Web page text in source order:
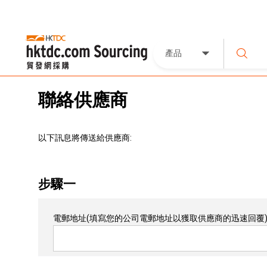
產品
聯絡供應商
以下訊息將傳送給供應商:
步驟一
電郵地址(填寫您的公司電郵地址以獲取供應商的迅速回覆)